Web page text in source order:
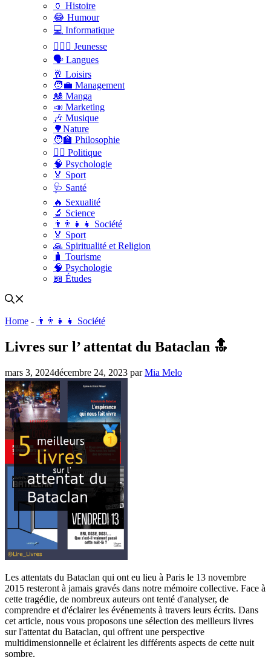
🏺 Histoire
😂 Humour
💻 Informatique
🤸🏽‍♀️ Jeunesse
🗣 Langues
🥂 Loisirs
🧑‍💼 Management
🎎 Manga
📣 Marketing
🎶 Musique
🌳Nature
🧑‍🏫 Philosophie
👨‍⚖️ Politique
🧠 Psychologie
🏅 Sport
🩺 Santé
🔥 Sexualité
🔬 Science
👨‍👨‍👧‍👧 Société
🏅 Sport
🙏 Spiritualité et Religion
🧳 Tourisme
🧠 Psychologie
📖 Études
Home - 👨‍👨‍👧‍👧 Société
Livres sur l’ attentat du Bataclan 🔝
mars 3, 2024décembre 24, 2023 parMia Melo
Les attentats du Bataclan qui ont eu lieu à Paris le 13 novembre
2015 resteront à jamais gravés dans notre mémoire collective. Face à
cette tragédie, de nombreux auteurs ont tenté d'analyser, de
comprendre et d'éclairer les événements à travers leurs écrits. Dans
cet article, nous vous proposons une sélection des meilleurs livres
sur l'attentat du Bataclan, qui offrent une perspective
multidimensionnelle et éclairent les différents aspects de cette nuit
sombre.